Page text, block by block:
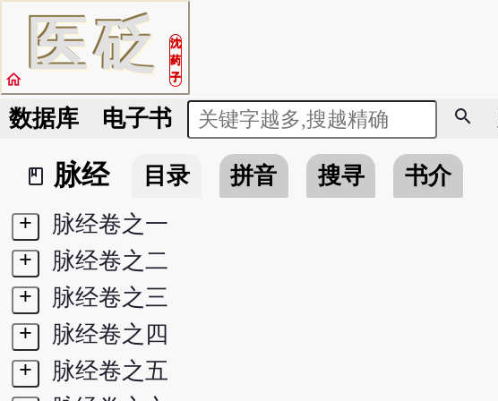
医砭
沈
药
子
home
数据库 电子书 search
book_2
脉经 目录 拼音 搜寻
书介
+
脉经卷之一
+
脉经卷之二
+
脉经卷之三
+
脉经卷之四
+
脉经卷之五